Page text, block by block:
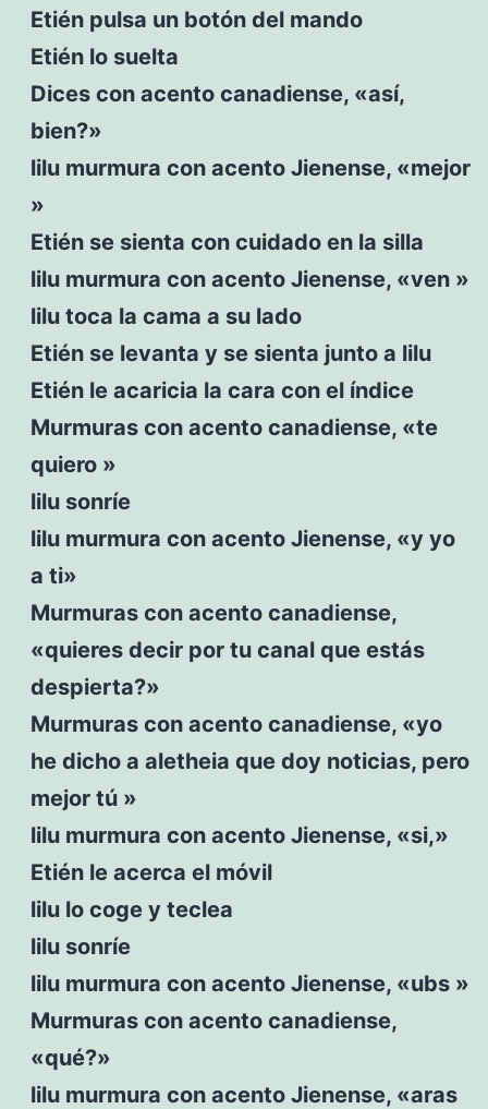
Etién pulsa un botón del mando
Etién lo suelta
Dices con acento canadiense, «así,
bien?»
lilu murmura con acento Jienense, «mejor
»
Etién se sienta con cuidado en la silla
lilu murmura con acento Jienense, «ven »
lilu toca la cama a su lado
Etién se levanta y se sienta junto a lilu
Etién le acaricia la cara con el índice
Murmuras con acento canadiense, «te
quiero »
lilu sonríe
lilu murmura con acento Jienense, «y yo
a ti»
Murmuras con acento canadiense,
«quieres decir por tu canal que estás
despierta?»
Murmuras con acento canadiense, «yo
he dicho a aletheia que doy noticias, pero
mejor tú »
lilu murmura con acento Jienense, «si,»
Etién le acerca el móvil
lilu lo coge y teclea
lilu sonríe
lilu murmura con acento Jienense, «ubs »
Murmuras con acento canadiense,
«qué?»
lilu murmura con acento Jienense, «aras